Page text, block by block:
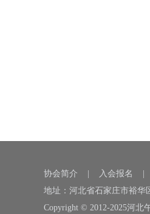
协会简介 入会报名
地址：河北省石家庄市裕华
Copyright © 2012-2025河北